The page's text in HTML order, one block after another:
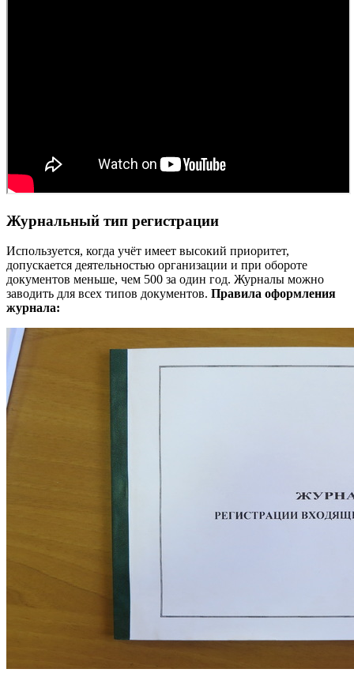
Журнальный тип регистрации
Используется, когда учёт имеет высокий приоритет,
допускается деятельностью организации и при обороте
документов меньше, чем 500 за один год. Журналы можно
заводить для всех типов документов. Правила оформления
журнала: